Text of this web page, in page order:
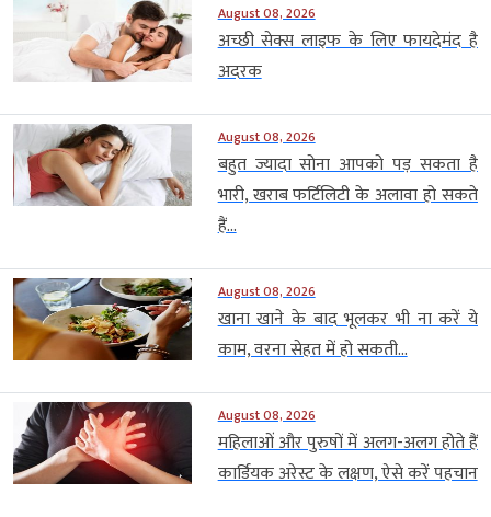
August 08, 2026
अच्छी सेक्स लाइफ के लिए फायदेमंद है
अदरक
August 08, 2026
बहुत ज्यादा सोना आपको पड़ सकता है
भारी, खराब फर्टिलिटी के अलावा हो सकते
हैं...
August 08, 2026
खाना खाने के बाद भूलकर भी ना करें ये
काम, वरना सेहत में हो सकती...
August 08, 2026
महिलाओं और पुरुषों में अलग-अलग होते हैं
कार्डियक अरेस्ट के लक्षण, ऐसे करें पहचान